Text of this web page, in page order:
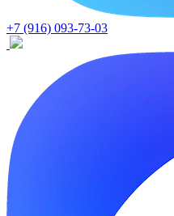
+7 (916) 093-73-03